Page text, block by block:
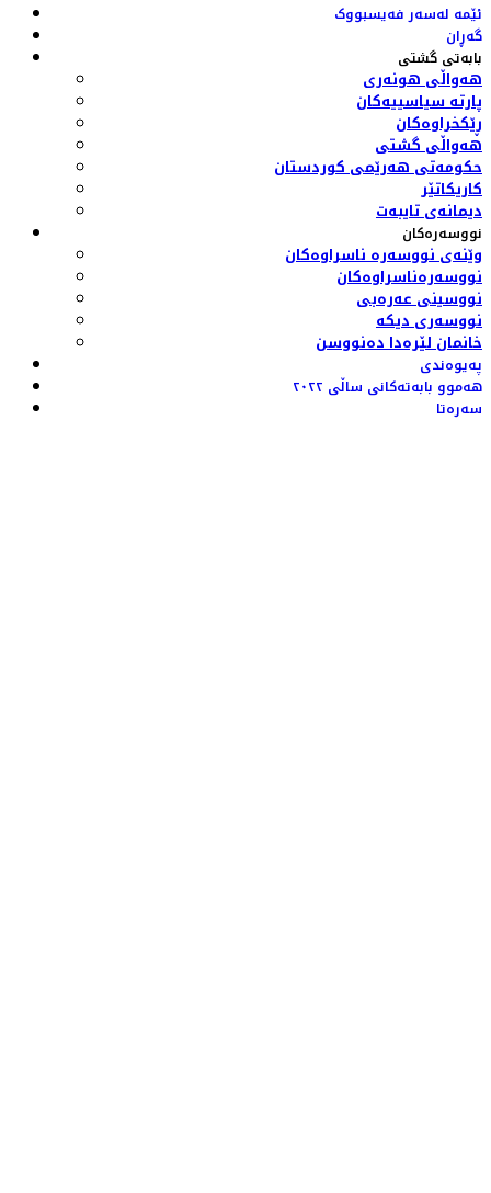
ئێمە لەسەر فەیسبووک
گەڕان
بابەتی گشتی
هەواڵی هونەری
پارتە سیاسییەکان
ڕێکخراوەکان
هەواڵی گشتی
حکومەتی هەرێمی کوردستان
کاریکاتێر
دیمانەی تایبەت
نووسەرەکان
وێنەی نووسەرە ناسراوەکان
نووسەرەناسراوەکان
نووسینی عەرەبی
نووسەری دیکە
خانمان لێرەدا دەنووسن
پەیوەندی
هەموو بابەتەکانی ساڵی ٢٠٢٢
سەرەتا